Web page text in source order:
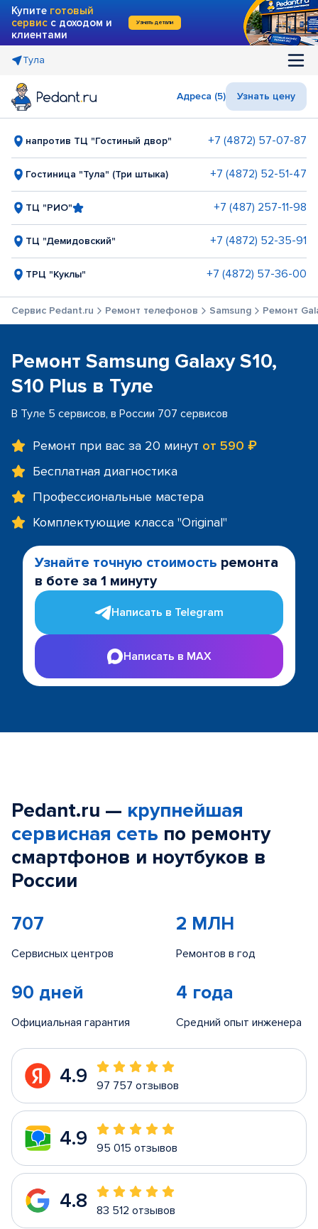
Купите готовый
сервис с доходом и
клиентами
Узнать детали
Тула
Адреса (5) Узнать цену
напротив ТЦ "Гостиный двор" +7 (4872) 57-07-87
Гостиница "Тула" (Три штыка) +7 (4872) 52-51-47
ТЦ "РИО" +7 (487) 257-11-98
ТЦ "Демидовский" +7 (4872) 52-35-91
ТРЦ "Куклы" +7 (4872) 57-36-00
Сервис Pedant.ru Ремонт телефонов Samsung Ремонт
Ремонт Samsung Galaxy S10,
S10 Plus в Туле
В Туле 5 сервисов, в России 707 сервисов
Ремонт при вас за 20 минут от 590 ₽
Бесплатная диагностика
Профессиональные мастера
Комплектующие класса "Original"
Узнайте точную стоимость ремонта
в боте за 1 минуту
Написать в Telegram
Написать в MAX
Pedant.ru — крупнейшая
сервисная сеть по ремонту
смартфонов и ноутбуков в
России
707
Сервисных центров
2 МЛН
Ремонтов в год
90 дней
Официальная гарантия
4 года
Средний опыт инженера
4.9 97 757 отзывов
4.9 95 015 отзывов
4.8 83 512 отзывов